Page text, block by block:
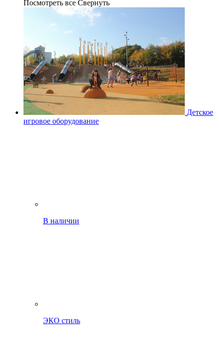
Посмотреть все Свернуть
Детское
игровое оборудование
В наличии
ЭКО стиль